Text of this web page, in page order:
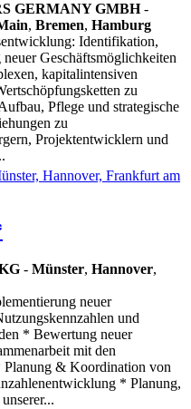
GERMANY GMBH-
, Bremen, Hamburg
Identifikation,
Geschäftsmöglichkeiten
kapitalintensiven
zu
Pflege und strategische
zu
Projektentwicklern und
- Münster, Hannover,
neuer
und
* Bewertung neuer
mit den
Planung & Koordination von
* Planung,